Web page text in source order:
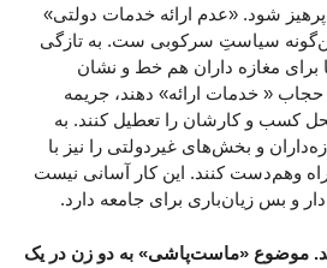
شود. «عدم ارائه خدمات دولتی»
سیاستِ سرکوبی ست. به تازگی
مغازه داران هم خط و نشان
« خدمات ارائه» دهند، جریمه
کسب و کارشان را تعطیل کنند. به
و بخش‌های غیردولتی را نیز با
وهم‌دست کنند. این کار آسانی نیست
و بس زیان‌باری برای جامعه دارد.
موضوع «ماست‌پاشی» به دو زن در یک